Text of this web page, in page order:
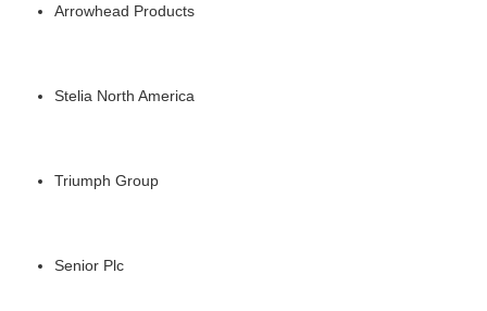
Arrowhead Products
Stelia North America
Triumph Group
Senior Plc